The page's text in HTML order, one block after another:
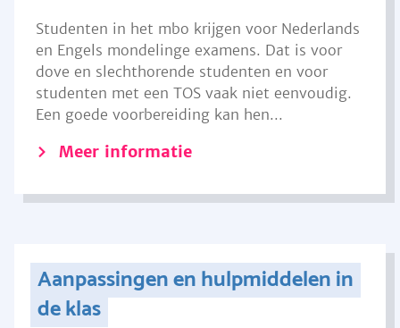
Studenten in het mbo krijgen voor Nederlands
en Engels mondelinge examens. Dat is voor
dove en slechthorende studenten en voor
studenten met een TOS vaak niet eenvoudig.
Een goede voorbereiding kan hen...
Meer informatie
Aanpassingen en hulpmiddelen in
de klas